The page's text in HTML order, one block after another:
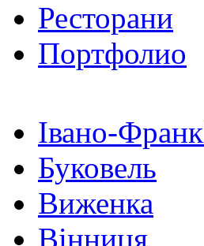
Ресторани
Портфолио
Івано-
Буковель
Виженка
Вінниця